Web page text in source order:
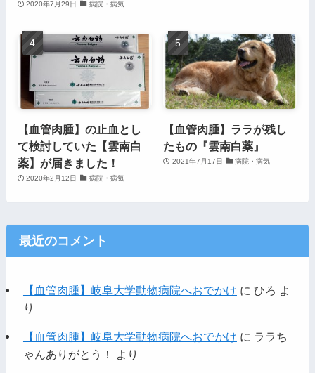
2020年7月29日 病院・病気
【血管肉腫】の止血とし
て検討していた【雲南白
薬】が届きました！
2020年2月12日 病院・病気
【血管肉腫】ララが残し
たもの『雲南白薬』
2021年7月17日 病院・病気
最近のコメント
【血管肉腫】岐阜大学動物病院へおでかけ に ひろ よ
り
【血管肉腫】岐阜大学動物病院へおでかけ に ララち
ゃんありがとう！
より